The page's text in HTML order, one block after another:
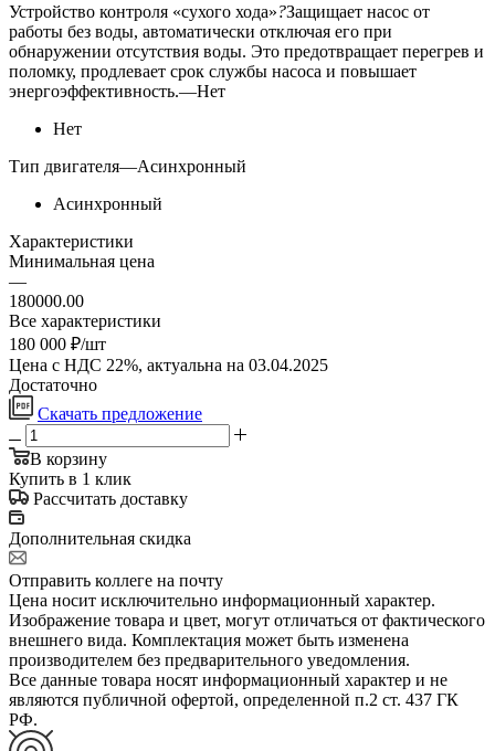
Устройство контроля «сухого хода»?Защищает насос от
работы без воды, автоматически отключая его при
обнаружении отсутствия воды. Это предотвращает перегрев и
поломку, продлевает срок службы насоса и повышает
энергоэффективность.—Нет
Нет
Тип двигателя—Асинхронный
Асинхронный
Характеристики
Минимальная цена
—
180000.00
Все характеристики
180 000 ₽/шт
Цена с НДС 22%, актуальна на 03.04.2025
Достаточно
Скачать предложение
В корзину
Купить в 1 клик
Рассчитать доставку
Дополнительная скидка
Отправить коллеге на почту
Цена носит исключительно информационный характер.
Изображение товара и цвет, могут отличаться от фактического
внешнего вида. Комплектация может быть изменена
производителем без предварительного уведомления.
Все данные товара носят информационный характер и не
являются публичной офертой, определенной п.2 ст. 437 ГК
РФ.